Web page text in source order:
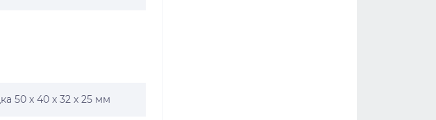
50 х 40 х 32 х 25 мм